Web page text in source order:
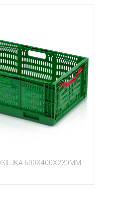
600X400X230MM